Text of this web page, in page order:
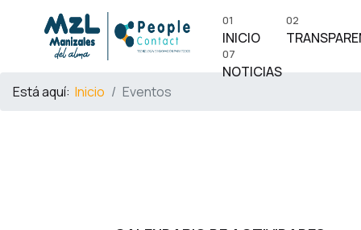
INICIO
01 02
NOTICIAS
07
Está aquí: Inicio Eventos